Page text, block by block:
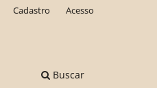
Buscar
Cadastro Acesso